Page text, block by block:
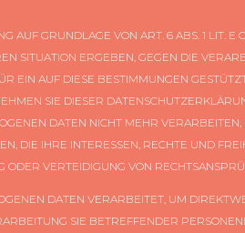
AUF GRUNDLAGE VON ART. 6 ABS. 1 LIT.
SITUATION ERGEBEN, GEGEN DIE
EIN AUF DIESE BESTIMMUNGEN
SIE DIESER
DATEN NICHT MEHR
DIE IHRE INTERESSEN, RECHTE UND
VERTEIDIGUNG VON
DATEN VERARBEITET, UM
SIE BETREFFENDER